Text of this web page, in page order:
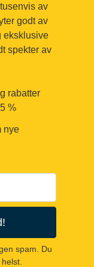
av
godt av
eksklusive
spekter av
rabatter
%
nye
spam. Du